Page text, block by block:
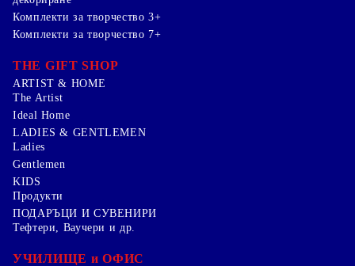
Комплекти за творчество 3+
Комплекти за творчество 7+
THE GIFT SHOP
ARTIST & HOME
The Artist
Ideal Home
LADIES & GENTLEMEN
Ladies
Gentlemen
KIDS
Продукти
ПОДАРЪЦИ И СУВЕНИРИ
Тефтери, Ваучери и др.
УЧИЛИЩЕ и ОФИС